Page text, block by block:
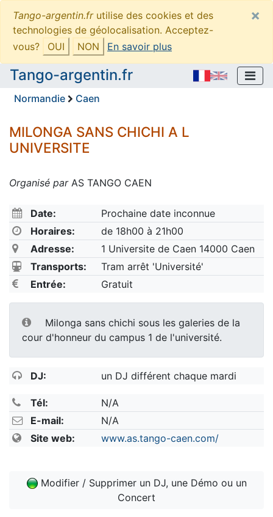
Tango-argentin.frutilise des cookies et des
technologies de géolocalisation. Acceptez-
vous?
OUI NON En savoir plus
×
Tango-argentin.fr
Normandie Caen
MILONGA SANS CHICHI A L
UNIVERSITE
Organisé parAS TANGO CAEN
Date:
Prochaine date inconnue
Horaires:
de 18h00 à 21h00
Adresse:
1 Universite de Caen 14000 Caen
Transports:
Tram arrêt 'Université'
Entrée:
Gratuit
Milonga sans chichi sous les galeries de la
cour d'honneur du campus 1 de l'université.
DJ: un DJ différent chaque mardi
Tél:
N/A
E-mail:
N/A
Site web:
www.as.tango-caen.com/
Modifier / Supprimer un DJ, une Démo ou un
Concert